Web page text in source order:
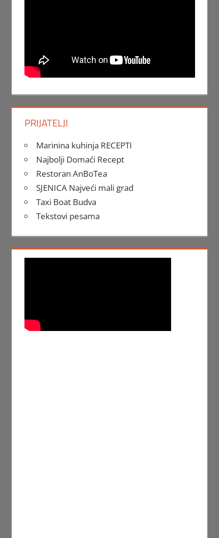
PRIJATELJI
Marinina kuhinja RECEPTI
Najbolji Domaći Recept
Restoran AnBoTea
SJENICA Najveći mali grad
Taxi Boat Budva
Tekstovi pesama